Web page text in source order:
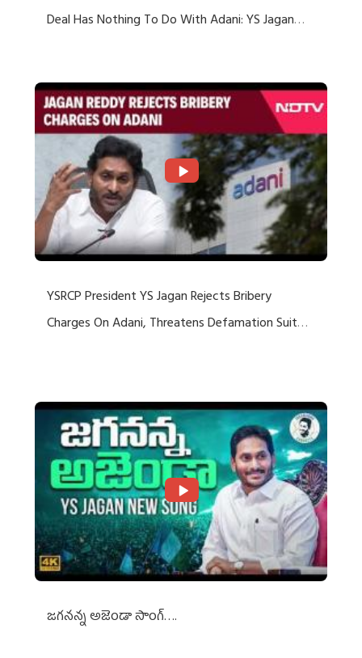
Deal Has Nothing To Do With Adani: YS Jagan
YSRCP President YS Jagan Rejects Bribery
Charges On Adani, Threatens Defamation Suit
జగనన్న అజెండా సాంగ్….